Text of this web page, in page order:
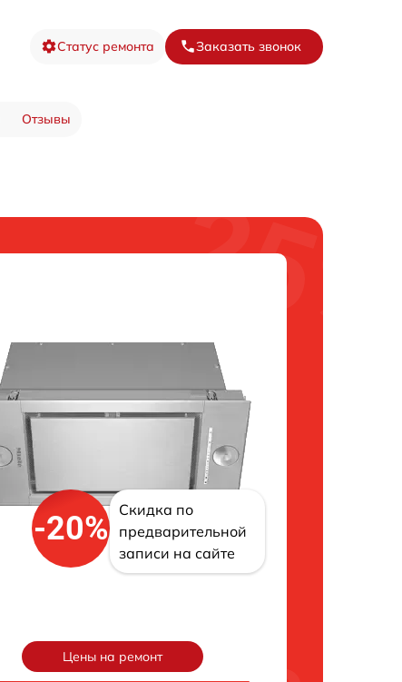
Статус ремонта Заказать звонок
Отзывы
-20%
Скидка по
предварительной
записи на сайте
Цены на ремонт